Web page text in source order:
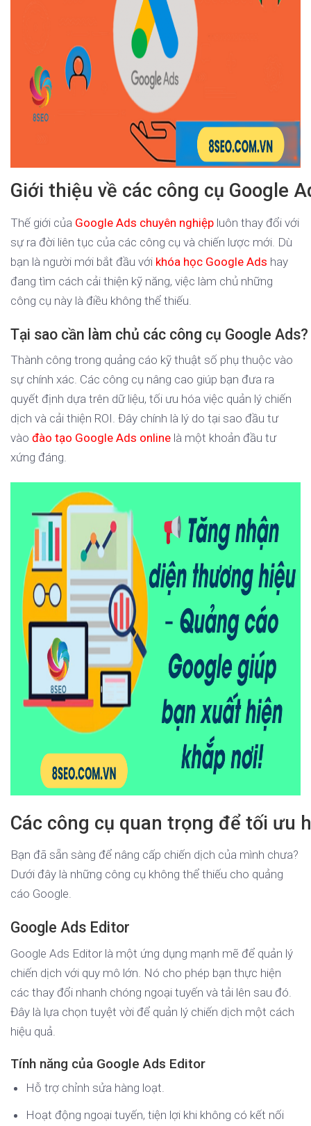
Giới thiệu về các công cụ Google
Thế giới của Google Ads chuyên nghiệp luôn thay đổi với
sự ra đời liên tục của các công cụ và chiến lược mới. Dù
bạn là người mới bắt đầu với khóa học Google Ads hay
đang tìm cách cải thiện kỹ năng, việc làm chủ những
công cụ này là điều không thể thiếu.
Tại sao cần làm chủ các công cụ Google Ads?
Thành công trong quảng cáo kỹ thuật số phụ thuộc vào
sự chính xác. Các công cụ nâng cao giúp bạn đưa ra
quyết định dựa trên dữ liệu, tối ưu hóa việc quản lý chiến
dịch và cải thiện ROI. Đây chính là lý do tại sao đầu tư
vào đào tạo Google Ads online là một khoản đầu tư
xứng đáng.
Các công cụ quan trọng để tối ưu
Bạn đã sẵn sàng để nâng cấp chiến dịch của mình chưa?
Dưới đây là những công cụ không thể thiếu cho quảng
cáo Google.
Google Ads Editor
Google Ads Editor là một ứng dụng mạnh mẽ để quản lý
chiến dịch với quy mô lớn. Nó cho phép bạn thực hiện
các thay đổi nhanh chóng ngoại tuyến và tải lên sau đó.
Đây là lựa chọn tuyệt vời để quản lý chiến dịch một cách
hiệu quả.
Tính năng của Google Ads Editor
Hỗ trợ chỉnh sửa hàng loạt.
Hoạt động ngoại tuyến, tiện lợi khi không có kết nối